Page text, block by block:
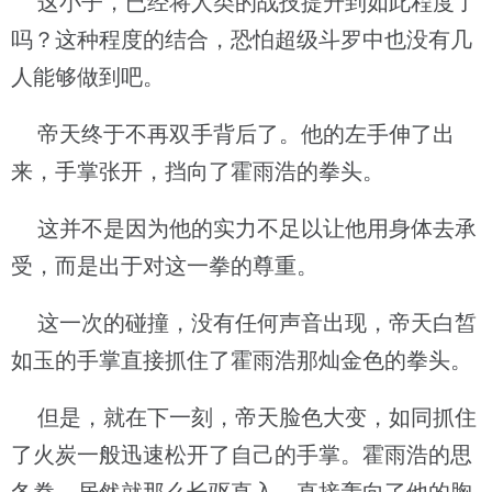
吗？这种程度的结合，恐怕超级斗罗中也没有几
人能够做到吧。
帝天终于不再双手背后了。他的左手伸了出
来，手掌张开，挡向了霍雨浩的拳头。
这并不是因为他的实力不足以让他用身体去承
受，而是出于对这一拳的尊重。
这一次的碰撞，没有任何声音出现，帝天白皙
如玉的手掌直接抓住了霍雨浩那灿金色的拳头。
但是，就在下一刻，帝天脸色大变，如同抓住
了火炭一般迅速松开了自己的手掌。霍雨浩的思